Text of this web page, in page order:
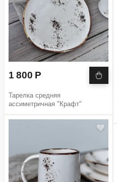
1 800 Р
Тарелка средняя
ассиметричная "Крафт"